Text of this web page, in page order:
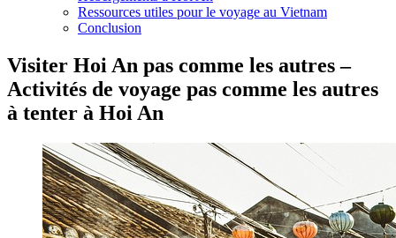
Ressources utiles pour le voyage au Vietnam
Conclusion
Visiter Hoi An pas comme les autres –
Activités de voyage pas comme les autres
à tenter à Hoi An